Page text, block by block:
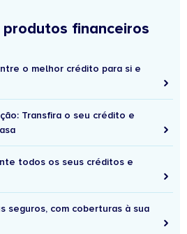
produtos financeiros
o melhor crédito para si e
Transfira o seu crédito e
todos os seus créditos e
seguros, com coberturas à sua